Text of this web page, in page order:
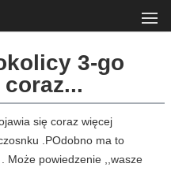
3-go
się coraz więcej
.POdobno ma to
Może powiedzenie ,,wasze